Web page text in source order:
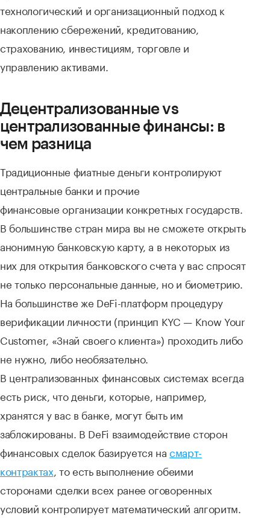
технологический и организационный подход к
накоплению сбережений, кредитованию,
страхованию, инвестициям, торговле и
управлению активами.
Децентрализованные vs
централизованные финансы: в
чем разница
Традиционные фиатные деньги контролируют
центральные банки и прочие
финансовые организации конкретных государств.
В большинстве стран мира вы не сможете открыть
анонимную банковскую карту, а в некоторых из
них для открытия банковского счета у вас спросят
не только персональные данные, но и биометрию.
На большинстве же DeFi-платформ процедуру
верификации личности (принцип KYC — Know Your
Customer, «Знай своего клиента») проходить либо
не нужно, либо необязательно.
В централизованных финансовых системах всегда
есть риск, что деньги, которые, например,
хранятся у вас в банке, могут быть им
заблокированы. В DeFi взаимодействие сторон
финансовых сделок базируется насмарт-
контрактах , то есть выполнение обеими
сторонами сделки всех ранее оговоренных
условий контролирует математический алгоритм.